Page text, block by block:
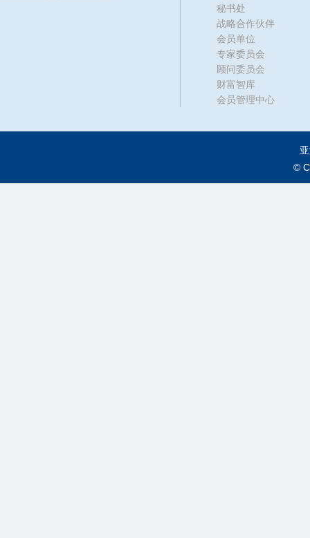
秘书处
战略合作伙伴
会员单位
专家委员会
顾问委员会
财富智库
会员管理中心
©